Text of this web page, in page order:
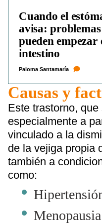
Cuando el
avisa:
pueden empezar
intestino
Paloma Santamaría
Causas y
Este trastorno,
especialmente a
vinculado a la
de la vejiga propia
también a
como:
Menopausia